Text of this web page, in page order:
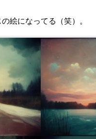
絵になってる（笑）。